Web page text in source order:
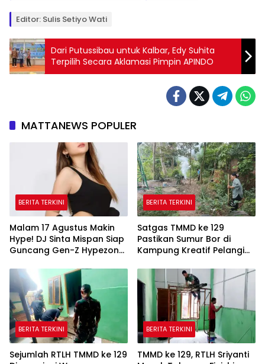
Editor: Sulis Setiyo Wati
Dari Putussibau untuk Kalbar, Edy Suhita
Terpilih Secara Aklamasi Pimpin APINDO
MATTANEWS POPULER
BERITA TERKINI
Malam 17 Agustus Makin
Hype! DJ Sinta Mispan Siap
Guncang Gen-Z Hypezone
BERITA TERKINI
Satgas TMMD ke 129
Pastikan Sumur Bor di
Kampung Kreatif Pelangi
BERITA TERKINI
Sejumlah RTLH TMMD ke 129
BERITA TERKINI
TMMD ke 129, RTLH Sriyanti